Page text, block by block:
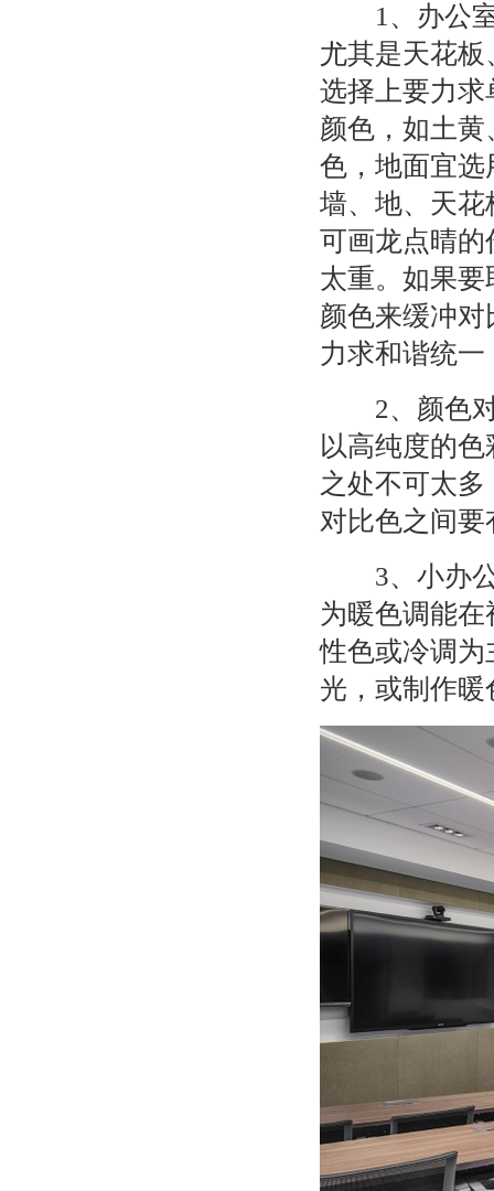
1 、办公
尤其是天花
选择上要力
颜色，如土
色，地面宜
墙、地、天
可画龙点晴
太重。如果
颜色来缓冲
力求和谐统
2、颜色
以高纯度的
之处不可太
对比色之间
3、小办
为暖色调能
性色或冷调
光，或制作